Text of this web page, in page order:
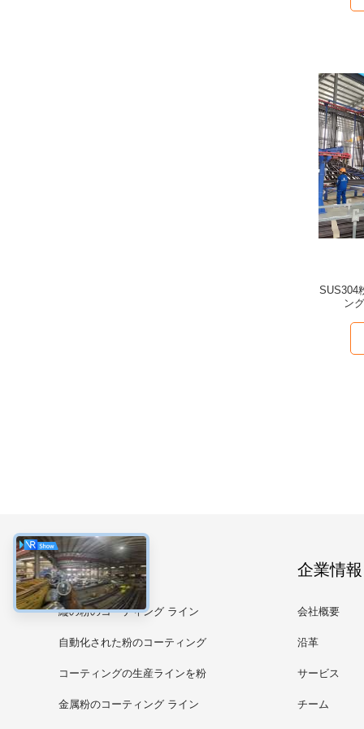
SUS304
ン
カテゴリー
縦の粉のコーティング ライン
自動化された粉のコーティング
ライン
コーティングの生産ラインを粉
にしなさい
金属粉のコーティング ライン
企業情報
会社概要
沿革
サービス
チーム